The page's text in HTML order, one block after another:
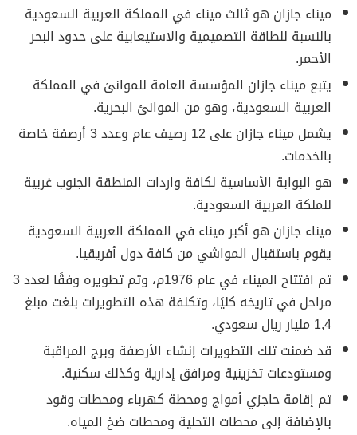
ميناء جازان هو ثالث ميناء في المملكة العربية السعودية
بالنسبة للطاقة التصميمية والاستيعابية على حدود البحر
الأحمر.
يتبع ميناء جازان المؤسسة العامة للموانئ في المملكة
العربية السعودية، وهو من الموانئ البحرية.
يشمل ميناء جازان على 12 رصيف عام وعدد 3 أرصفة خاصة
بالخدمات.
هو البوابة الأساسية لكافة واردات المنطقة الجنوب غربية
للملكة العربية السعودية.
ميناء جازان هو أكبر ميناء في المملكة العربية السعودية
يقوم باستقبال المواشي من كافة دول أفريقيا.
تم افتتاح الميناء في عام 1976م، وتم تطويره وفقًا لعدد 3
مراحل في تاريخه كليًا، وتكلفة هذه التطويرات بلغت مبلغ
1,4 مليار ريال سعودي.
قد ضمنت تلك التطويرات إنشاء الأرصفة وبرج المراقبة
ومستودعات تخزينية ومرافق إدارية وكذلك سكنية.
تم إقامة حاجزي أمواج ومحطة كهرباء ومحطات وقود
بالإضافة إلى محطات التحلية ومحطات ضخ المياه.